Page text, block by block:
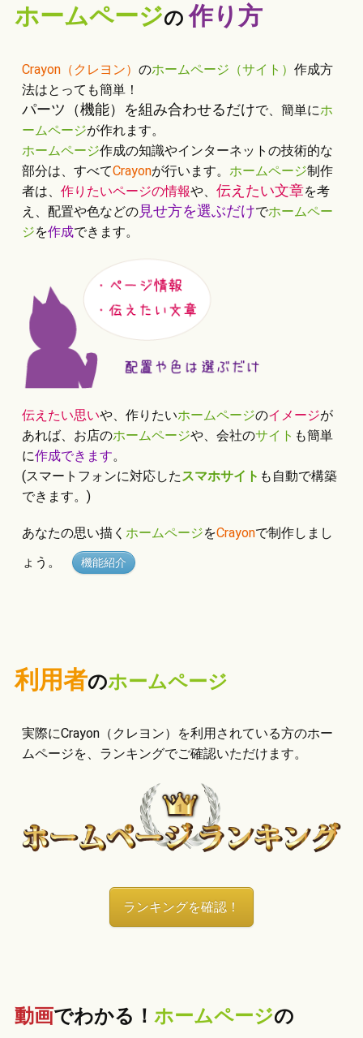
ホームページの作り方
Crayon（クレヨン） のホームページ（サイト） 作成方
法はとっても簡単！
パーツ（機能）を組み合わせるだけで、簡単にホ
ームページが作れます。
ホームページ作成の知識やインターネットの技術的な
部分は、すべてCrayonが行います。 ホームページ制作
者は、 作りたいページの情報や、 伝えたい文章を考
え、配置や色などの見せ方を選ぶだけでホームペー
ジを作成できます。
伝えたい思いや、作りたいホームページのイメージが
あれば、お店のホームページや、会社のサイト も簡単
に作成できます。
(スマートフォンに対応したスマホサイト も自動で構築
できます。)
あなたの思い描く ホームページをCrayonで制作しまし
ょう。
機能紹介
利用者のホームページ
実際にCrayon（クレヨン）を利用されている方のホー
ムページを、ランキングでご確認いただけます。
ランキングを確認！
動画でわかる！ ホームページの